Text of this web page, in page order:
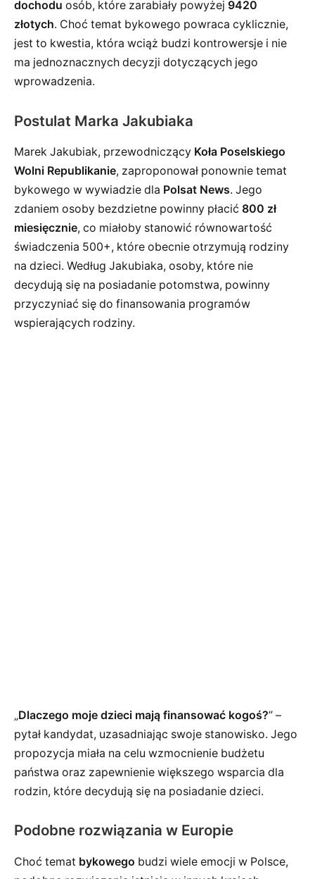
dochodu osób, które zarabiały powyżej 9420
złotych. Choć temat bykowego powraca cyklicznie,
jest to kwestia, która wciąż budzi kontrowersje i nie
ma jednoznacznych decyzji dotyczących jego
wprowadzenia.
Postulat Marka Jakubiaka
Marek Jakubiak, przewodniczący Koła Poselskiego
Wolni Republikanie, zaproponował ponownie temat
bykowego w wywiadzie dla Polsat News. Jego
zdaniem osoby bezdzietne powinny płacić 800 zł
miesięcznie, co miałoby stanowić równowartość
świadczenia 500+, które obecnie otrzymują rodziny
na dzieci. Według Jakubiaka, osoby, które nie
decydują się na posiadanie potomstwa, powinny
przyczyniać się do finansowania programów
wspierających rodziny.
„Dlaczego moje dzieci mają finansować kogoś?” –
pytał kandydat, uzasadniając swoje stanowisko. Jego
propozycja miała na celu wzmocnienie budżetu
państwa oraz zapewnienie większego wsparcia dla
rodzin, które decydują się na posiadanie dzieci.
Podobne rozwiązania w Europie
Choć temat bykowego budzi wiele emocji w Polsce,